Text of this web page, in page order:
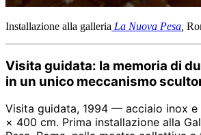
Installazione alla galleria La Nuova Pesa
Visita guidata: la memoria di
in un unico meccanismo
Visita guidata, 1994 — acciaio inox
× 400 cm. Prima installazione alla